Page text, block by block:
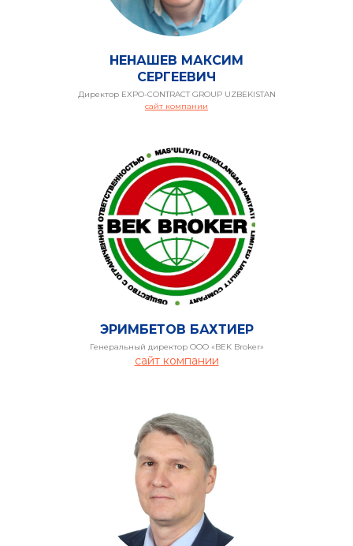
НЕНАШЕВ МАКСИМ
СЕРГЕЕВИЧ
Директор EXPO-CONTRACT GROUP UZBEKISTAN
сайт компании
ЭРИМБЕТОВ БАХТИЕР
Генеральный директор ООО «BEK Broker»
сайт компании